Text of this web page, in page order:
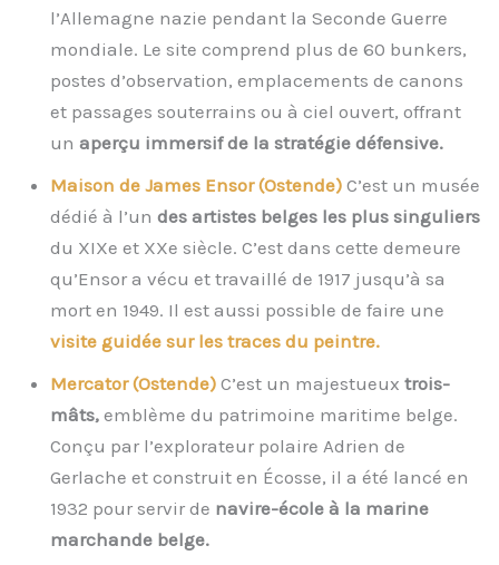
l’Allemagne nazie pendant la Seconde Guerre
mondiale. Le site comprend plus de 60 bunkers,
postes d’observation, emplacements de canons
et passages souterrains ou à ciel ouvert, offrant
un aperçu immersif de la stratégie défensive.
Maison de James Ensor (Ostende) C’est un musée
dédié à l’un des artistes belges les plus singuliers
du XIXe et XXe siècle. C’est dans cette demeure
qu’Ensor a vécu et travaillé de 1917 jusqu’à sa
mort en 1949. Il est aussi possible de faire une
visite guidée sur les traces du peintre.
Mercator (Ostende) C’est un majestueux trois-
mâts, emblème du patrimoine maritime belge.
Conçu par l’explorateur polaire Adrien de
Gerlache et construit en Écosse, il a été lancé en
1932 pour servir de navire-école à la marine
marchande belge.